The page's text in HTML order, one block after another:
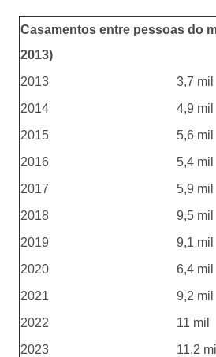
Casamentos entre pessoas do
2013)
2013
3,7 mil
2014
4,9 mil
2015
5,6 mil
2016
5,4 mil
2017
5,9 mil
2018
9,5 mil
2019
9,1 mil
2020
6,4 mil
2021
9,2 mil
2022
11 mil
2023
11,2 mil